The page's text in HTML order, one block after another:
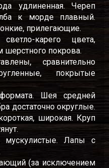
удлиненная. Череп
к морде плавный.
прилегающие.
карего цвета,
шерстного покрова.
сравнительно
покрытые
Шея средней
достаточно округлые.
широкая. Круп
мускулистые. Лапы с
(за исключением